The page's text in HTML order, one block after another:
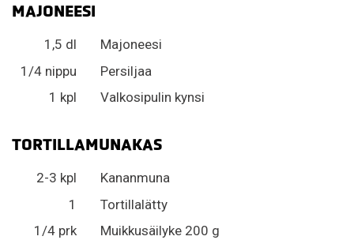
MAJONEESI
1,5 dl
Majoneesi
1/4 nippu
Persiljaa
1 kpl
Valkosipulin kynsi
TORTILLAMUNAKAS
2-3 kpl
Kananmuna
1
Tortillalätty
1/4 prk
Muikkusäilyke 200 g